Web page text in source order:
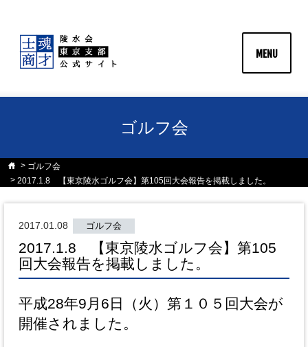
MENU
ゴルフ会
ゴルフ会
2017.1.8 【東京陵水ゴルフ会】第105回大会報告を掲載しました。
2017.01.08 ゴルフ会
2017.1.8 【東京陵水ゴルフ会】第105
回大会報告を掲載しました。
平成28年9月6日（火）第１０５回大会が
開催されました。